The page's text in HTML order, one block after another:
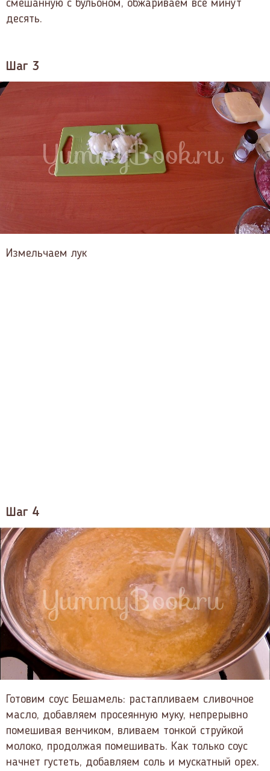
смешанную с бульоном, обжариваем все минут
десять.
Шаг 3
Измельчаем лук
Шаг 4
Готовим соус Бешамель: растапливаем сливочное
масло, добавляем просеянную муку, непрерывно
помешивая венчиком, вливаем тонкой струйкой
молоко, продолжая помешивать. Как только соус
начнет густеть, добавляем соль и мускатный орех.